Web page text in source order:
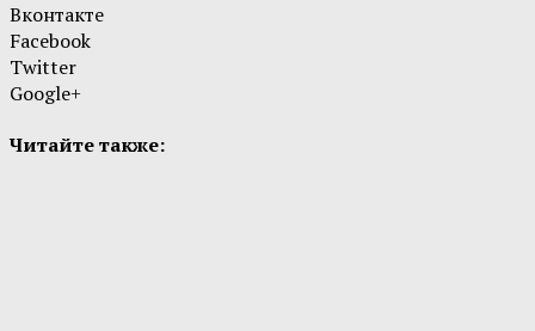
Вконтакте
Facebook
Twitter
Google+
Читайте также: